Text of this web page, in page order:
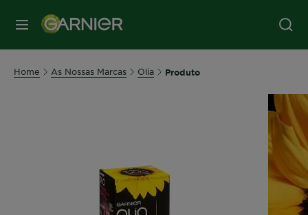
MENU
Home As Nossas Marcas Olia Produto